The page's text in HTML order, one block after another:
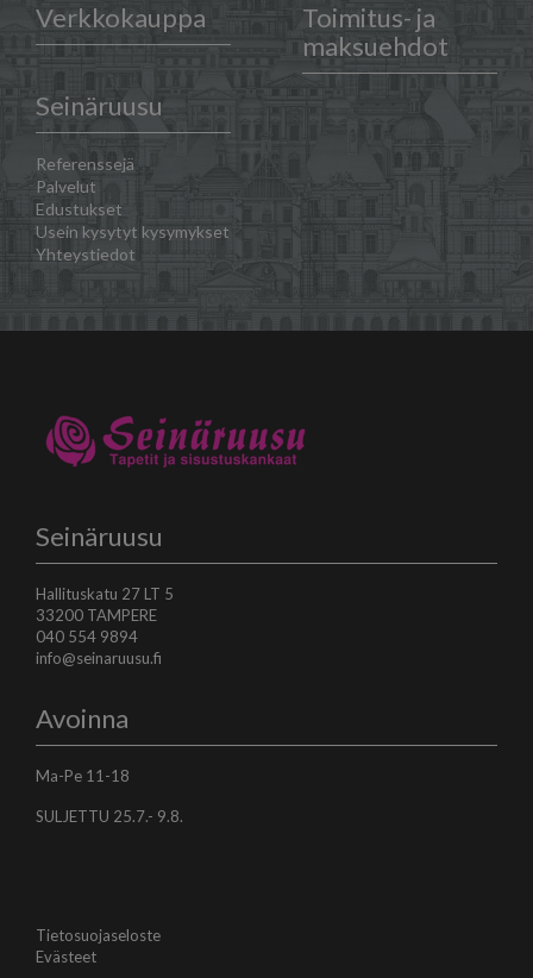
Verkkokauppa
Toimitus- ja
maksuehdot
Seinäruusu
Referenssejä
Palvelut
Edustukset
Usein kysytyt kysymykset
Yhteystiedot
Seinäruusu
Hallituskatu 27 LT 5
33200 TAMPERE
040 554 9894
info@seinaruusu.fi
Avoinna
Ma-Pe 11-18
SULJETTU 25.7.- 9.8.
Tietosuojaseloste
Evästeet